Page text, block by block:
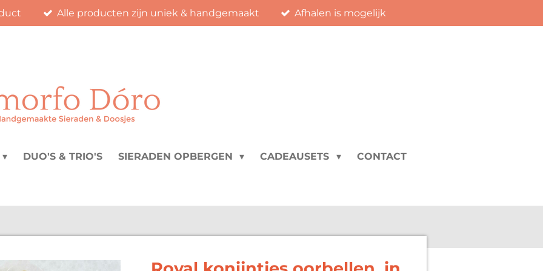
Alle producten zijn uniek & handgemaakt Afhalen is mogelijk
DUO'S & TRIO'S SIERADEN OPBERGEN CADEAUSETS CONTACT